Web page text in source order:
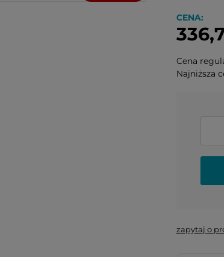
CENA:
Cena
Najniższa
zapytaj o